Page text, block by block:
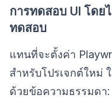
การทดสอบ UI โดย
ทดสอบ
แทนที่จะตั้งค่า
สำหรับโปรเจกต์ใหม่
ด้วยข้อความธรรมดา: